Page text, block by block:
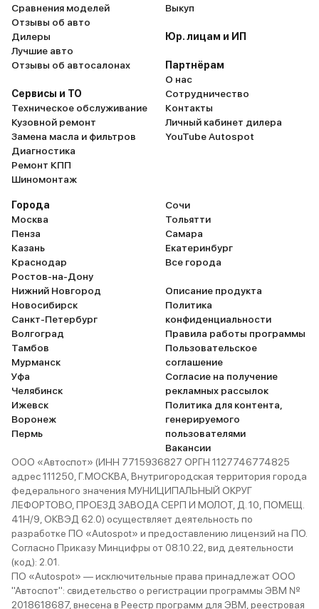
Сравнения моделей
Отзывы об авто
Дилеры
Лучшие авто
Отзывы об автосалонах
Сервисы и ТО
Техническое обслуживание
Кузовной ремонт
Замена масла и фильтров
Диагностика
Ремонт КПП
Шиномонтаж
Выкуп
Юр. лицам и ИП
Партнёрам
О нас
Сотрудничество
Контакты
Личный кабинет дилера
YouTube Autospot
Города
Москва
Пенза
Казань
Краснодар
Ростов-на-Дону
Нижний Новгород
Новосибирск
Санкт-Петербург
Волгоград
Тамбов
Мурманск
Уфа
Челябинск
Ижевск
Воронеж
Пермь
Сочи
Тольятти
Самара
Екатеринбург
Все города
Описание продукта
Политика
конфиденциальности
Правила работы программы
Пользовательское
соглашение
Согласие на получение
рекламных рассылок
Политика для контента,
генерируемого
пользователями
Вакансии
ООО «Автоспот» (ИНН 7715936827 ОРГН 1127746774825
адрес 111250, Г.МОСКВА, Внутригородская территория города
федерального значения МУНИЦИПАЛЬНЫЙ ОКРУГ
ЛЕФОРТОВО, ПРОЕЗД ЗАВОДА СЕРП И МОЛОТ, Д. 10, ПОМЕЩ.
41Н/9, ОКВЭД 62.0) осуществляет деятельность по
разработке ПО «Autospot» и предоставлению лицензий на ПО.
Согласно Приказу Минцифры от 08.10.22, вид деятельности
(код): 2.01.
ПО «Autospot» — исключительные права принадлежат ООО
"Автоспот": свидетельство о регистрации программы ЭВМ №
2018618687, внесена в Реестр программ для ЭВМ, реестровая